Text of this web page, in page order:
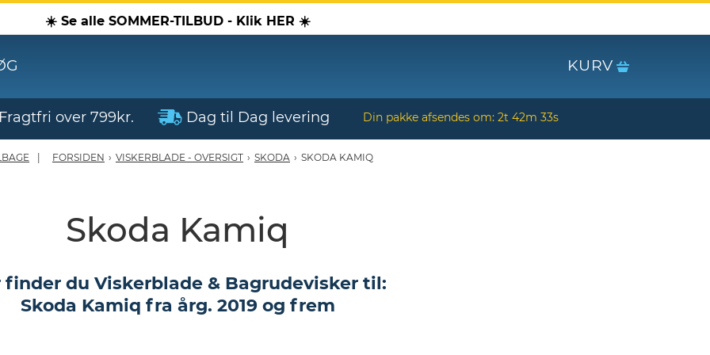
☀️ Se alle SOMMER-TILBUD - Klik HER ☀️
KURV
Fragtfri over 799kr. Dag til Dag levering Din pakke afsendes om: 2t 42m 33s
FORSIDEN › VISKERBLADE - OVERSIGT › SKODA › SKODA KAMIQ
Skoda Kamiq
finder du Viskerblade & Bagrudevisker til:
Skoda Kamiq fra årg. 2019 og frem